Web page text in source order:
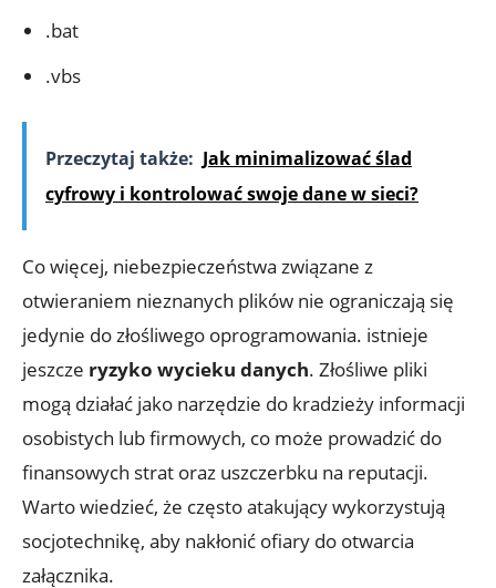
.bat
.vbs
Przeczytaj także: Jak minimalizować ślad
cyfrowy i kontrolować swoje dane w sieci?
Co więcej, niebezpieczeństwa związane z
otwieraniem nieznanych plików nie ograniczają się
jedynie do złośliwego oprogramowania. istnieje
jeszcze ryzyko wycieku danych. Złośliwe pliki
mogą działać jako narzędzie do kradzieży informacji
osobistych lub firmowych, co może prowadzić do
finansowych strat oraz uszczerbku na reputacji.
Warto wiedzieć, że często atakujący wykorzystują
socjotechnikę, aby nakłonić ofiary do otwarcia
załącznika.